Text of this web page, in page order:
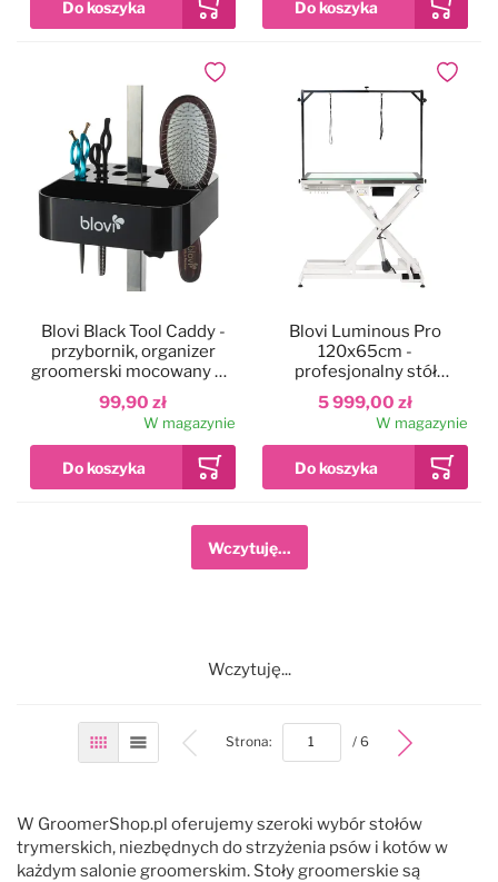
99,90 zł
Blovi Black Tool Caddy -
przybornik, organizer
groomerski mocowany do
wysięgnika
W magazynie
Dodaj do ulubionych
5 999,00 zł
Blovi Luminous Pro
120x65cm -
profesjonalny stół
groomerski z
podnośnikiem i
podświetlanym, szklanym
blatem LED
W magazynie
Dodaj
Wczytuję...
Wczytuję...
SiatkaLista Strona:bottom / 6
W GroomerShop.pl oferujemy szeroki wybór stołów
trymerskich, niezbędnych do strzyżenia psów i kotów w
każdym salonie groomerskim. Stoły groomerskie są